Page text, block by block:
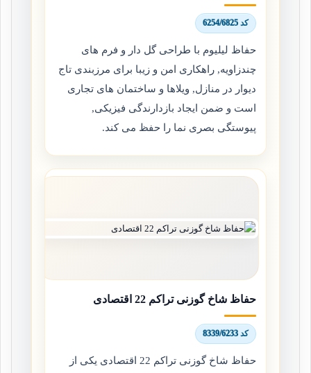
کد 6254/6825
حفاظ لیلیوم با طراحی گل دار و فرم های
چندزاویه, راهکاری امن و زیبا برای مرزبندی تاج
دیوار در منازل, ویلاها و ساختمان های تجاری
است و ضمن ایجاد بازدارندگی فیزیکی,
پیوستگی بصری نما را حفظ می کند.
حفاظ شاخ گوزنی تراکم 22 اقتصادی
کد 8339/6233
حفاظ شاخ گوزنی تراکم 22 اقتصادی یکی از